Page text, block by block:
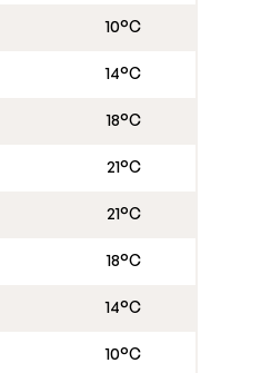
10°C
14°C
18°C
21°C
21°C
18°C
14°C
10°C